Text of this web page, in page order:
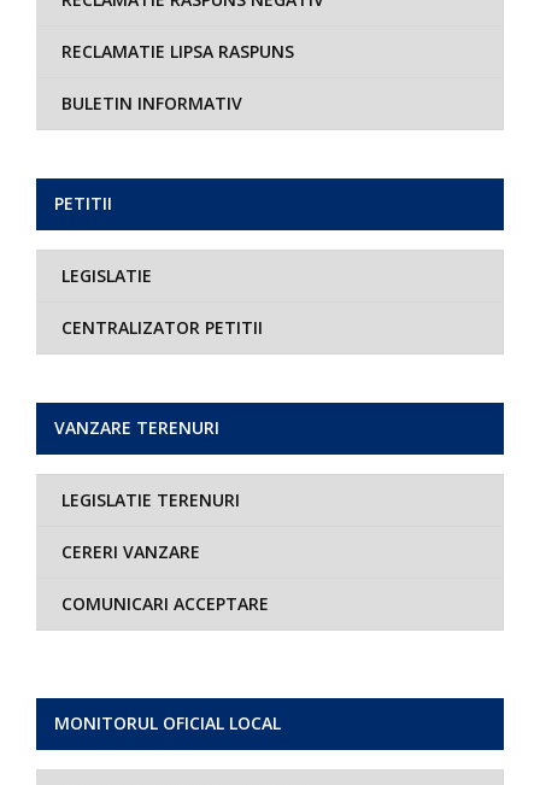
MONITORUL OFICIAL LOCAL
RECLAMATIE LIPSA RASPUNS
BULETIN INFORMATIV
PETITII
LEGISLATIE
CENTRALIZATOR PETITII
VANZARE TERENURI
LEGISLATIE TERENURI
CERERI VANZARE
COMUNICARI ACCEPTARE